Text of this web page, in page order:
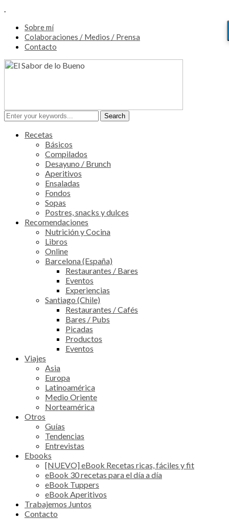
.
Sobre mí
Colaboraciones / Medios / Prensa
Contacto
Recetas
Básicos
Compilados
Desayuno / Brunch
Aperitivos
Ensaladas
Fondos
Sopas
Postres, snacks y dulces
Recomendaciones
Nutrición y Cocina
Libros
Online
Barcelona (España)
Restaurantes / Bares
Eventos
Experiencias
Santiago (Chile)
Restaurantes / Cafés
Bares / Pubs
Picadas
Productos
Eventos
Viajes
Asia
Europa
Latinoamérica
Medio Oriente
Norteamérica
Otros
Guías
Tendencias
Entrevistas
Ebooks
[NUEVO] eBook Recetas ricas, fáciles y fit
eBook 30 recetas para el día a día
eBook Tuppers
eBook Aperitivos
Trabajemos Juntos
Contacto